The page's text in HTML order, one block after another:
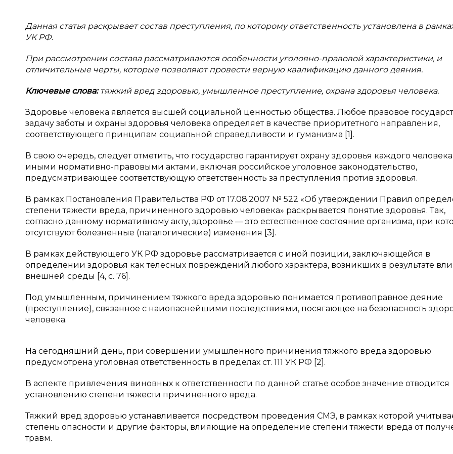
Данная статья раскрывает состав преступления, по которому ответственность установлена в рамках
УК РФ.
При рассмотрении состава рассматриваются особенности уголовно-правовой характеристики, и
отличительные черты, которые позволяют провести верную квалификацию данного деяния.
Ключевые слова:тяжкий вред здоровью, умышленное преступление, охрана здоровья человека.
Здоровье человека является высшей социальной ценностью общества. Любое правовое
задачу заботы и охраны здоровья человека определяет в качестве приоритетного направления,
соответствующего принципам социальной справедливости и гуманизма [1].
В свою очередь, следует отметить, что государство гарантирует охрану здоровья каждого
иными нормативно-правовыми актами, включая российское уголовное законодательство,
предусматривающее соответствующую ответственность за преступления против здоровья.
В рамках Постановления Правительства РФ от 17.08.2007 № 522 «Об утверждении Правил
степени тяжести вреда, причиненного здоровью человека» раскрывается понятие здоровья. Так,
согласно данному нормативному акту, здоровье — это естественное состояние организма, при
отсутствуют болезненные (паталогические) изменения [3].
В рамках действующего УК РФ здоровье рассматривается с иной позиции, заключающейся в
определении здоровья как телесных повреждений любого характера, возникших в результате
внешней среды [4, с. 76].
Под умышленным, причинением тяжкого вреда здоровью понимается противоправное деяние
(преступление), связанное с наиопаснейшими последствиями, посягающее на безопасность
человека.
На сегодняшний день, при совершении умышленного причинения тяжкого вреда здоровью
предусмотрена уголовная ответственность в пределах ст. 111 УК РФ [2].
В аспекте привлечения виновных к ответственности по данной статье особое значение отводится
установлению степени тяжести причиненного вреда.
Тяжкий вред здоровью устанавливается посредством проведения СМЭ, в рамках которой
степень опасности и другие факторы, влияющие на определение степени тяжести вреда от
травм.